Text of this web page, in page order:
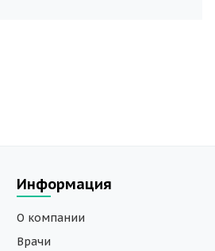
Информация
О компании
Врачи